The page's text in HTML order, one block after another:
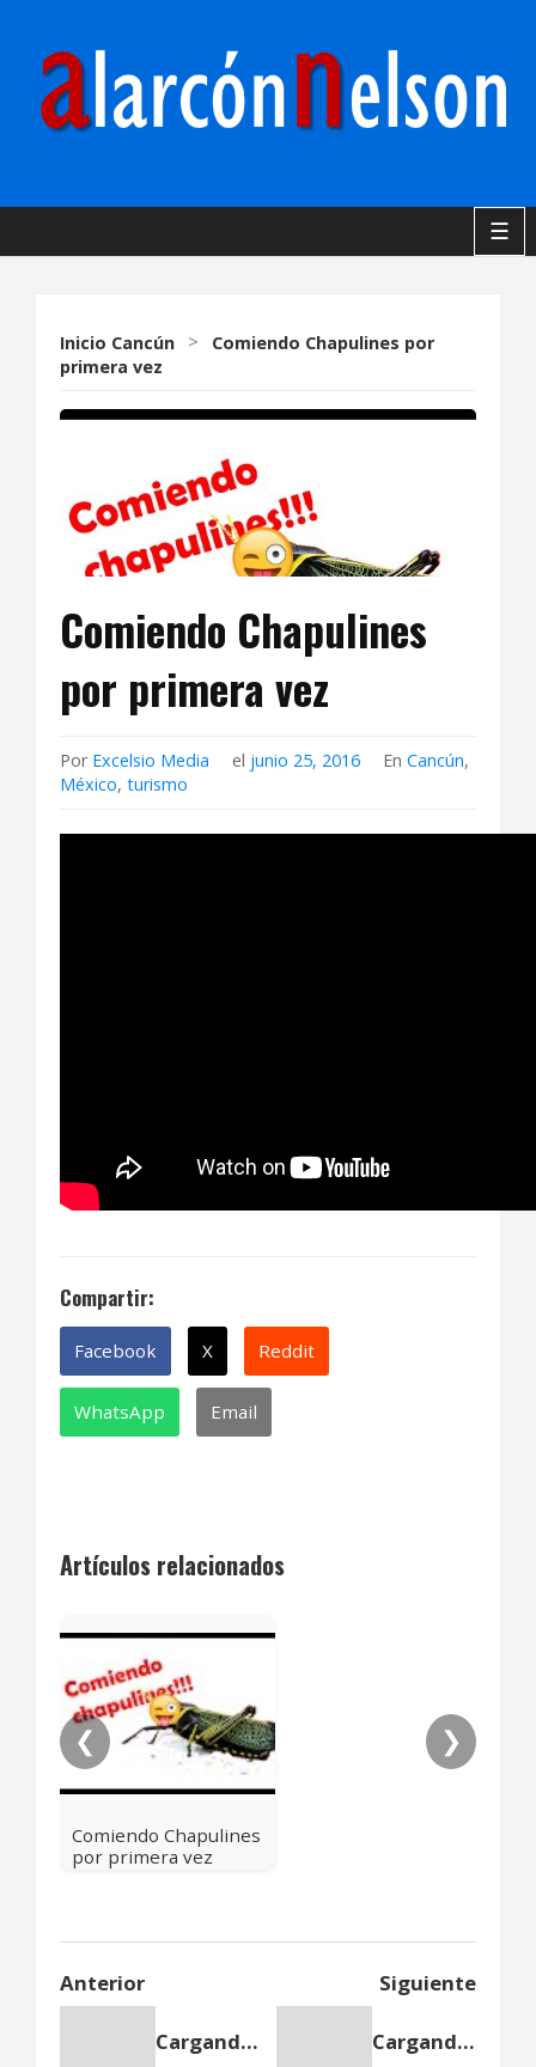
☰
Inicio Cancún >
Comiendo Chapulines por
primera vez
Comiendo Chapulines
por primera vez
Por Excelsio Media el junio 25, 2016 EnCancún,
México, turismo
Compartir:
Facebook X Reddit
WhatsApp Email
Artículos relacionados
❮
Comiendo Chapulines
por primera vez
❯
Anterior Siguiente
Cargando anterior... Cargando siguiente...